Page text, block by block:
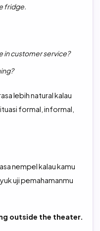
fridge.
in customer service?
lebih natural kalau
formal, informal,
nempel kalau kamu
uji pemahamanmu
outside the theater.